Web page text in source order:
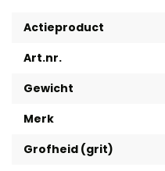
Actieproduct
Art.nr.
Gewicht
Merk
Grofheid (grit)